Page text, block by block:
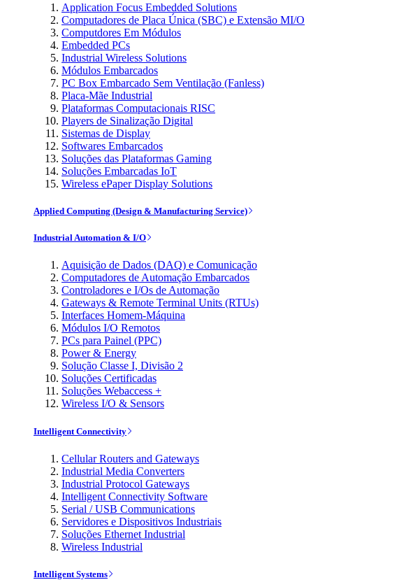
Application Focus Embedded Solutions
Computadores de Placa Única (SBC) e Extensão MI/O
Computdores Em Módulos
Embedded PCs
Industrial Wireless Solutions
Módulos Embarcados
PC Box Embarcado Sem Ventilação (Fanless)
Placa-Mãe Industrial
Plataformas Computacionais RISC
Players de Sinalização Digital
Sistemas de Display
Softwares Embarcados
Soluções das Plataformas Gaming
Soluções Embarcadas IoT
Wireless ePaper Display Solutions
Applied Computing (Design & Manufacturing Service)
Industrial Automation & I/O
Aquisição de Dados (DAQ) e Comunicação
Computadores de Automação Embarcados
Controladores e I/Os de Automação
Gateways & Remote Terminal Units (RTUs)
Interfaces Homem-Máquina
Módulos I/O Remotos
PCs para Painel (PPC)
Power & Energy
Solução Classe I, Divisão 2
Soluções Certificadas
Soluções Webaccess +
Wireless I/O & Sensors
Intelligent Connectivity
Cellular Routers and Gateways
Industrial Media Converters
Industrial Protocol Gateways
Intelligent Connectivity Software
Serial / USB Communications
Servidores e Dispositivos Industriais
Soluções Ethernet Industrial
Wireless Industrial
Intelligent Systems